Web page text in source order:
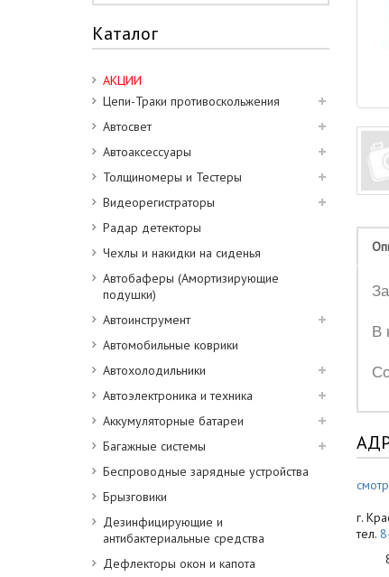
Каталог
АКЦИИ
Цепи-Траки противоскольжения
Автосвет
Автоаксессуары
Толщиномеры и Тестеры
Видеорегистраторы
Радар детекторы
Чехлы и накидки на сиденья
Автобаферы (Амортизирующие
подушки)
Автоинструмент
Автомобильные коврики
Автохолодильники
Автоэлектроника и техника
Аккумуляторные батареи
Багажные системы
Беспроводные зарядные устройства
Брызговики
Дезинфицирующие и
антибактериальные средства
Дефлекторы окон и капота
В
г.
тел.
8-